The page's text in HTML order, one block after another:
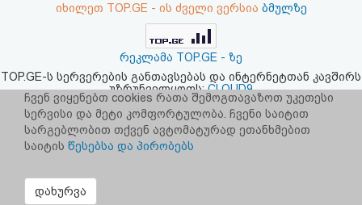
პასუხისმგებლობის
უარყოფა
იხილეთ TOP.GE - ის ძველი ვერსია ბმულზე
რეკლამა TOP.GE - ზე
TOP.GE-ს სერვერების განთავსებას და ინტერნეტთან კავშირს
უზრუნველყოფს:CLOUD9
ჩვენ ვიყენებთ cookies რათა შემოგთავაზოთ უკეთესი
სერვისი და მეტი კომფორტულობა. ჩვენი საიტით
სარგებლობით თქვენ ავტომატურად ეთანხმებით
საიტის წესებსა და პირობებს
დახურვა